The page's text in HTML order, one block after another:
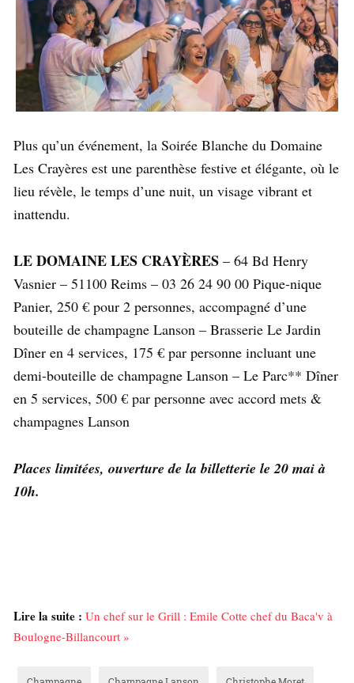
Plus qu’un événement, la Soirée Blanche du Domaine
Les Crayères est une parenthèse festive et élégante, où le
lieu révèle, le temps d’une nuit, un visage vibrant et
inattendu.
LE DOMAINE LES CRAYÈRES – 64 Bd Henry
Vasnier – 51100 Reims – 03 26 24 90 00 Pique-nique
Panier, 250 € pour 2 personnes, accompagné d’une
bouteille de champagne Lanson – Brasserie Le Jardin
Dîner en 4 services, 175 € par personne incluant une
demi-bouteille de champagne Lanson – Le Parc** Dîner
en 5 services, 500 € par personne avec accord mets &
champagnes Lanson
Places limitées, ouverture de la billetterie le 20 mai à
10h.
Lire la suite : Un chef sur le Grill : Emile Cotte chef du Baca'v à
Boulogne-Billancourt »